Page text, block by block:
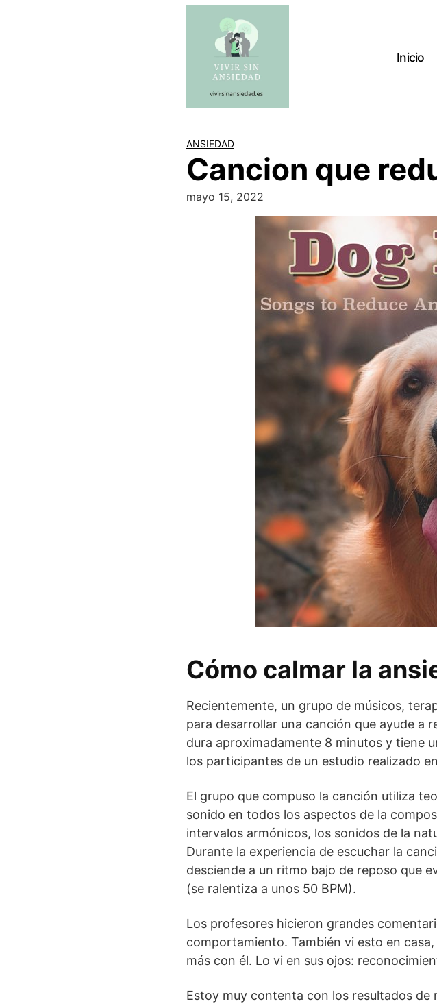
Inicio
ANSIEDAD
Cancion que
mayo 15, 2022
Cómo calmar la
Recientemente, un grupo de músicos,
para desarrollar una canción que ayude a
dura aproximadamente 8 minutos y tiene
los participantes de un estudio realizado
El grupo que compuso la canción utiliza
sonido en todos los aspectos de la
intervalos armónicos, los sonidos de la
Durante la experiencia de escuchar la
desciende a un ritmo bajo de reposo que
(se ralentiza a unos 50 BPM).
Los profesores hicieron grandes
comportamiento. También vi esto en
más con él. Lo vi en sus ojos:
Estoy muy contenta con los resultados